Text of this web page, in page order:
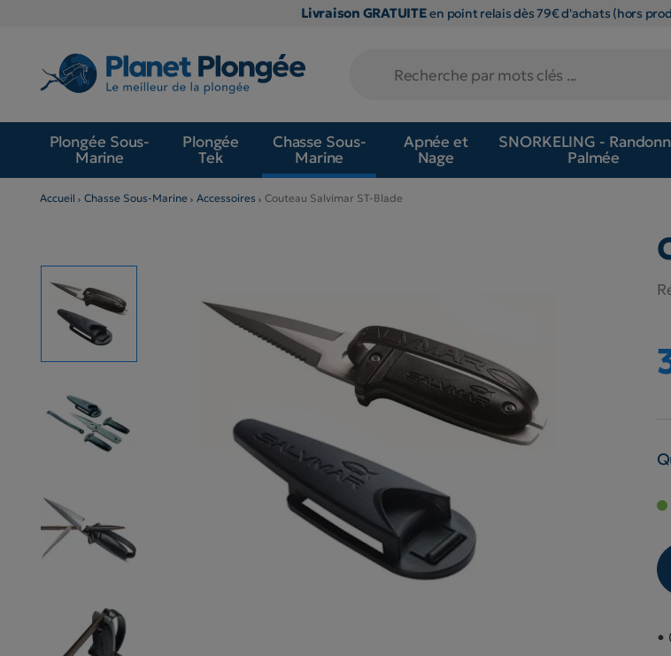
Livraison GRATUITEen point relais dès 79€ d'achats (hors
Plongée Sous-
Marine
Plongée
Tek
Chasse Sous-
Marine
Apnée et
Nage
SNORKELING -
Palmée
Accueil Chasse Sous-Marine Accessoires Couteau Salvimar ST-Blade
•